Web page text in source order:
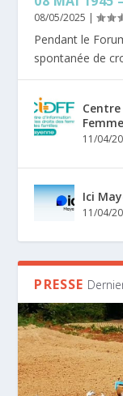
08/05/2025 |
Pendant le
spontanée de
11/04/
Ici
11/04/
PRESSE